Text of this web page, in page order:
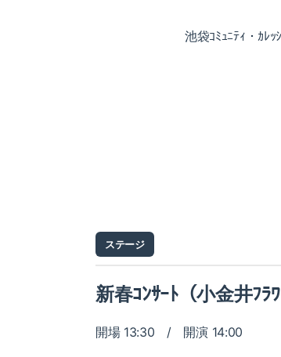
池袋ｺﾐｭﾆﾃｨ・ｶﾚ
ステージ
新春ｺﾝｻｰﾄ（小金井ﾌﾗﾜ
開場 13:30 / 開演 14:00